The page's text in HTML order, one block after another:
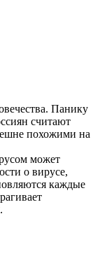
Панику
считают
похожими на
может
о вирусе,
каждые